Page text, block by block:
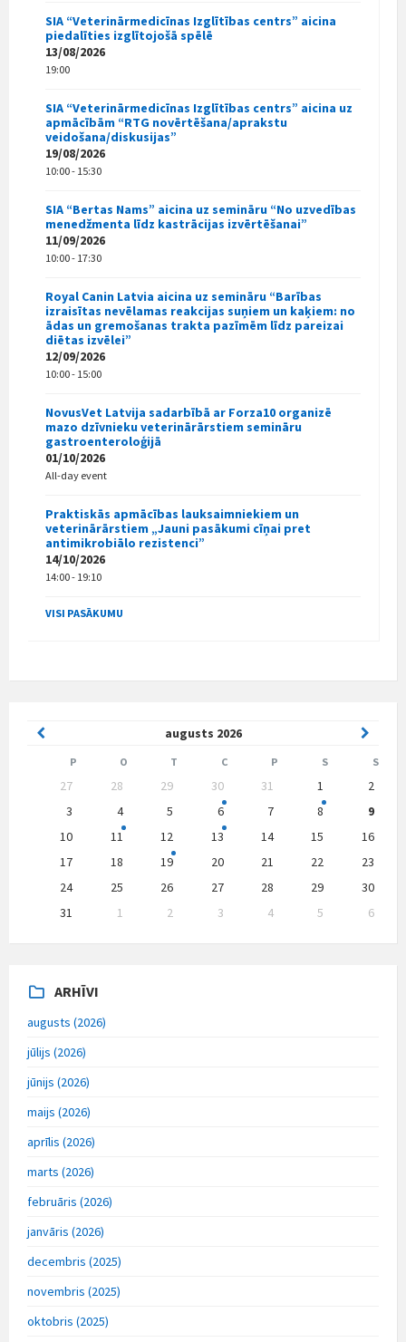
SIA “Veterinārmedicīnas Izglītības centrs” aicina
piedalīties izglītojošā spēlē
13/08/2026
19:00
SIA “Veterinārmedicīnas Izglītības centrs” aicina uz
apmācībām “RTG novērtēšana/aprakstu
veidošana/diskusijas”
19/08/2026
10:00 - 15:30
SIA “Bertas Nams” aicina uz semināru “No uzvedības
menedžmenta līdz kastrācijas izvērtēšanai”
11/09/2026
10:00 - 17:30
Royal Canin Latvia aicina uz semināru “Barības
izraisītas nevēlamas reakcijas suņiem un kaķiem: no
ādas un gremošanas trakta pazīmēm līdz pareizai
diētas izvēlei”
12/09/2026
10:00 - 15:00
NovusVet Latvija sadarbībā ar Forza10 organizē
mazo dzīvnieku veterinārārstiem semināru
gastroenteroloģijā
01/10/2026
All-day event
Praktiskās apmācības lauksaimniekiem un
veterinārārstiem „Jauni pasākumi cīņai pret
antimikrobiālo rezistenci”
14/10/2026
14:00 - 19:10
VISI PASĀKUMU
augusts 2026
Previous
Month
Month
P O T C P S S
calendar
27 28 29 30 31 1
2
3
4 5 6 7 8
9
10
11 12 13 14 15
16
17
18 19 20 21 22
23
24
25 26 27 28 29
30
31
1 2 3 4 5
6
to
ARHĪVI
augusts (2026)
jūlijs (2026)
jūnijs (2026)
maijs (2026)
aprīlis (2026)
marts (2026)
februāris (2026)
janvāris (2026)
decembris (2025)
novembris (2025)
oktobris (2025)